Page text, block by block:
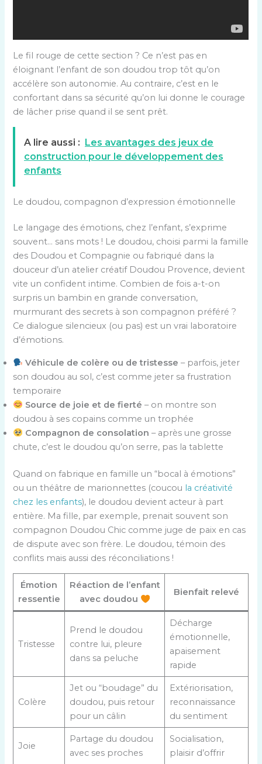
Le fil rouge de cette section ? Ce n’est pas en
éloignant l’enfant de son doudou trop tôt qu’on
accélère son autonomie. Au contraire, c’est en le
confortant dans sa sécurité qu’on lui donne le courage
de lâcher prise quand il se sent prêt.
A lire aussi : Les avantages des jeux de
construction pour le développement des
enfants
Le doudou, compagnon d’expression émotionnelle
Le langage des émotions, chez l’enfant, s’exprime
souvent… sans mots ! Le doudou, choisi parmi la famille
des Doudou et Compagnie ou fabriqué dans la
douceur d’un atelier créatif Doudou Provence, devient
vite un confident intime. Combien de fois a-t-on
surpris un bambin en grande conversation,
murmurant des secrets à son compagnon préféré ?
Ce dialogue silencieux (ou pas) est un vrai laboratoire
d’émotions.
Véhicule de colère ou de tristesse – parfois, jeter
son doudou au sol, c’est comme jeter sa frustration
temporaire
Source de joie et de fierté – on montre son
doudou à ses copains comme un trophée
Compagnon de consolation – après une grosse
chute, c’est le doudou qu’on serre, pas la tablette
Quand on fabrique en famille un “bocal à émotions”
ou un théâtre de marionnettes (coucou la créativité
chez les enfants), le doudou devient acteur à part
entière. Ma fille, par exemple, prenait souvent son
compagnon Doudou Chic comme juge de paix en cas
de dispute avec son frère. Le doudou, témoin des
conflits mais aussi des réconciliations !
Émotion
ressentie
Réaction de l’enfant
avec doudou
Bienfait relevé
Tristesse
Prend le doudou
contre lui, pleure
dans sa peluche
Décharge
émotionnelle,
apaisement
rapide
Colère
Jet ou “boudage” du
doudou, puis retour
pour un câlin
Extériorisation,
reconnaissance
du sentiment
Joie
Partage du doudou
avec ses proches
Socialisation,
plaisir d’offrir